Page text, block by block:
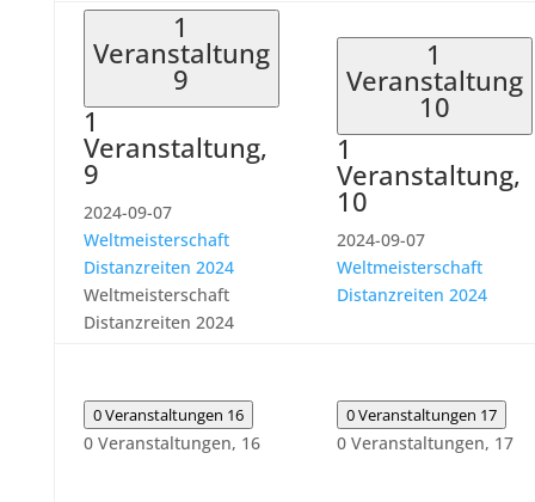
1
Veranstaltung
9
1
Veranstaltung,
9
2024-09-07
Weltmeisterschaft
Distanzreiten 2024
Weltmeisterschaft
Distanzreiten 2024
1
Veranstaltung
10
1
Veranstaltung,
10
2024-09-07
Weltmeisterschaft
Distanzreiten 2024
0 Veranstaltungen 16
0 Veranstaltungen, 16
0 Veranstaltungen 17
0 Veranstaltungen, 17